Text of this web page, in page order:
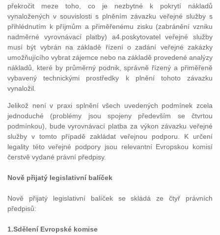
překročit meze toho, co je nezbytné k pokrytí nákladů
vynaložených v souvislosti s plněním závazku veřejné služby s
přihlédnutím k příjmům a přiměřenému zisku (zabránění vzniku
nadměrné vyrovnávací platby) a4.poskytovatel veřejné služby
musí být vybrán na základě řízení o zadání veřejné zakázky
umožňujícího vybrat zájemce nebo na základě provedené analýzy
nákladů, které by průměrný podnik, správně řízený a přiměřeně
vybavený technickými prostředky k plnění tohoto závazku
vynaložil.
Jelikož není v praxi splnění všech uvedených podmínek zcela
jednoduché (problémy jsou spojeny především se čtvrtou
podmínkou), bude vyrovnávací platba za výkon závazku veřejné
služby v tomto případě zakládat veřejnou podporu. K určení
legality této veřejné podpory jsou relevantní Evropskou komisí
čerstvě vydané právní předpisy.
Nově přijatý legislativní balíček
Nově přijatý legislativní balíček se skládá ze čtyř právních
předpisů:
1.Sdělení Evropské komise